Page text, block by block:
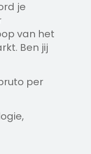
je
van het
Ben jij
per